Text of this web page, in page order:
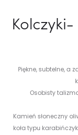
Piękne, subtelne, a
Osobisty
Kamień słoneczny
koła typu